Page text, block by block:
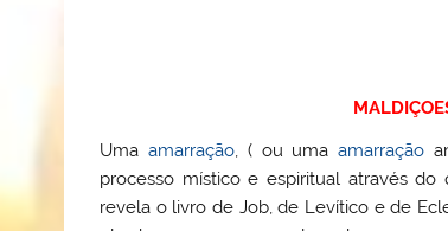
Uma amarração, ( ou umaamarração
processo místico e espiritual através
revela o livro de Job, de Levítico e de